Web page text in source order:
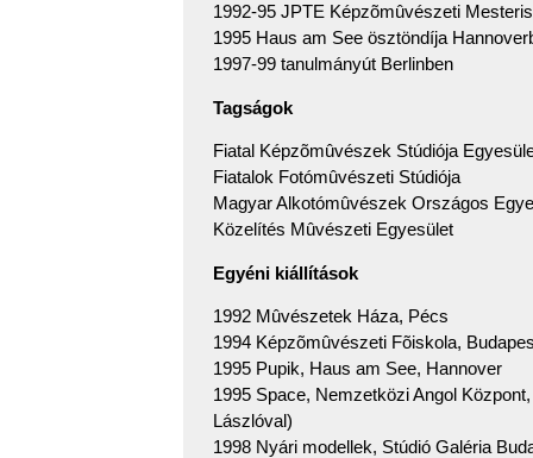
1992-95 JPTE Képzõmûvészeti
1995 Haus am See ösztöndíja
1997-99 tanulmányút Berlinben
Tagságok
Fiatal Képzõmûvészek Stúdiója
Fiatalok Fotómûvészeti Stúdiója
Magyar Alkotómûvészek Országos
Közelítés Mûvészeti Egyesület
Egyéni kiállítások
1992 Mûvészetek Háza, Pécs
1994 Képzõmûvészeti Fõiskola,
1995 Pupik, Haus am See, Hannover
1995 Space, Nemzetközi Angol
Lászlóval)
1998 Nyári modellek, Stúdió Galéria